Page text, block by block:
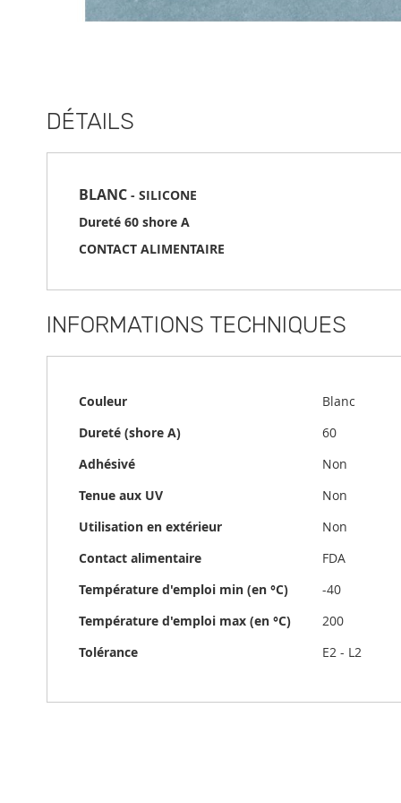
beginning
the
gallery
DÉTAILS
BLANC - SILICONE
Dureté 60 shore A
CONTACT ALIMENTAIRE
INFORMATIONS TECHNIQUES
Informations
Couleur
Blanc
Dureté (shore A)
60
Adhésivé
Non
Tenue aux UV
Non
Utilisation en extérieur
Non
Contact alimentaire
FDA
Température d'emploi min (en °C)
-40
Température d'emploi max (en °C)
200
Tolérance
E2 - L2